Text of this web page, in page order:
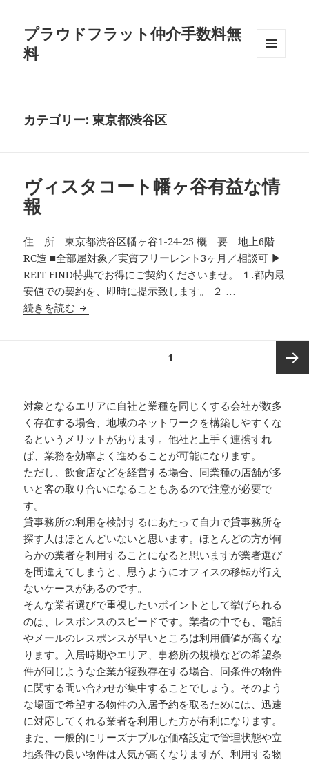
プラウドフラット仲介手数料無
料
カテゴリー:東京都渋谷区
ヴィスタコート幡ヶ谷有益な情
報
住 所 東京都渋谷区幡ヶ谷1-24-25 概 要 地上6階
RC造 ■全部屋対象／実質フリーレント3ヶ月／相談可 ▶
REIT FIND特典でお得にご契約くださいませ。 １.都内最
安値での契約を、即時に提示致します。 ２ …
続きを読む ヴィスタコート幡ヶ谷有益な情報
1
対象となるエリアに自社と業種を同じくする会社が数多
く存在する場合、地域のネットワークを構築しやすくな
るというメリットがあります。他社と上手く連携すれ
ば、業務を効率よく進めることが可能になります。
ただし、飲食店などを経営する場合、同業種の店舗が多
いと客の取り合いになることもあるので注意が必要で
す。
貸事務所の利用を検討するにあたって自力で貸事務所を
探す人はほとんどいないと思います。ほとんどの方が何
らかの業者を利用することになると思いますが業者選び
を間違えてしまうと、思うようにオフィスの移転が行え
ないケースがあるのです。
そんな業者選びで重視したいポイントとして挙げられる
のは、レスポンスのスピードです。業者の中でも、電話
やメールのレスポンスが早いところは利用価値が高くな
ります。入居時期やエリア、事務所の規模などの希望条
件が同じような企業が複数存在する場合、同条件の物件
に関する問い合わせが集中することでしょう。そのよう
な場面で希望する物件の入居予約を取るためには、迅速
に対応してくれる業者を利用した方が有利になります。
また、一般的にリーズナブルな価格設定で管理状態や立
地条件の良い物件は人気が高くなりますが、利用する物